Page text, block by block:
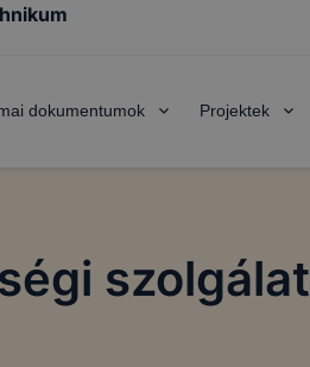
dokumentumok Projektek
szolgálat